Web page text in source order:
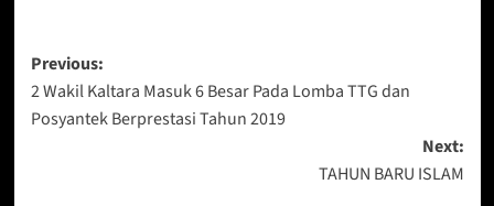
Post
navigation
Previous:
2 Wakil Kaltara Masuk 6 Besar Pada Lomba TTG dan
Posyantek Berprestasi Tahun 2019
Next:
TAHUN BARU ISLAM